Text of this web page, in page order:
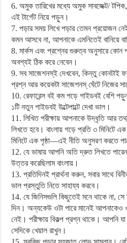
6. অমুক তারিখের মধ্যে অমুক সাবজেক্ট/
এই টার্গেট নিয়ে পড়ুন।
7. পড়ার সময় লিখে পড়ার তেমন প্রয়োজন
কমন আসবে না, আপনাকে এমনিতেই বানিয়ে
8. মার্কস এবং প্রশ্নের গুরুত্ব অনুসারে কোন
অবশ্যই ঠিক করে নেবেন।
9. সব সাজেশনস্ই দেখবেন, কিন্তু কোনটাই
প্রশ্ন আর কয়েকটা সাজেশনস্ ঘেঁটে নিজের
10. রেফারেন্স বই কম পড়ে গাইডবই বেশি
১টি নতুন গাইডবই উল্টেপাল্টে দেখা ভাল।
11. লিখিত পরীক্ষায় আপনাকে উদ্ধৃতি আর
লিখতে হবে। বাংলায় গড়ে প্রতি ৩ মিনিটে
মিনিটে এক পৃষ্ঠা—এই নীতি অনুসরণ করতে
12. যে ভাষায় আপনি অতি দ্রুত লিখতে
উত্তর করেছিলাম বাংলায়।
13. প্রতিদিনই প্রার্থনা করুন, সবার সাথে
ভাল প্রস্তুতি নিতে সাহায্য করবে।
14. যে জিনিসগুলি কিছুতেই মনে থাকে না, সে
দিন। অন্যকেউ ওটা পারে মানেই আপনাকেও
নেই। পরীক্ষায় বিকল্প প্রশ্ন থাকে। আপনি যা
সেদিকে খেয়াল রাখুন।